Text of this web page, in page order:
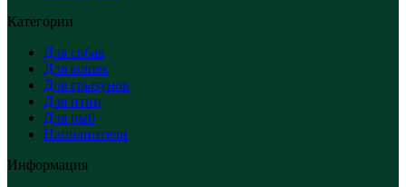
Категории
Для собак
Для кошек
Для грызунов
Для птиц
Для рыб
Наполнители
Информация